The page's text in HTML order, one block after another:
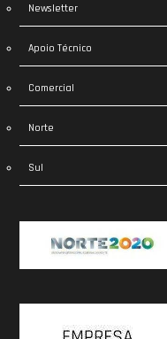
Newsletter
Apoio Técnico
Comercial
Norte
Sul